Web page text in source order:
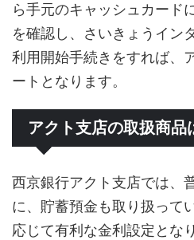
ら手元のキャッシュカード
を確認し、さいきょうイン
利用開始手続きをすれば、
ートとなります。
アクト支店の取扱商品
西京銀行アクト支店では、
に、貯蓄預金も取り扱って
応じて有利な金利設定とな